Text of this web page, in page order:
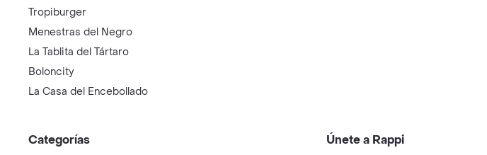
Tropiburger
Menestras del Negro
La Tablita del Tártaro
Boloncity
La Casa del Encebollado
Categorías Únete a Rappi